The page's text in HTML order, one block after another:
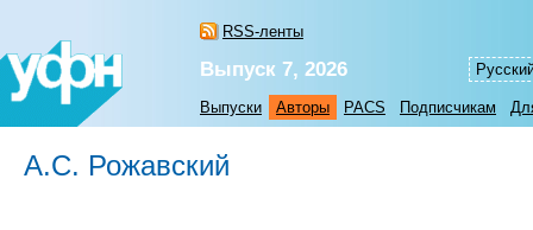
RSS-ленты
Выпуск 7, 2026
Выпуски Авторы PACS Подписчикам
А.С. Рожавский